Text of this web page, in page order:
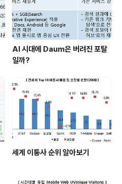
AI 시대에 Daum은 버려진 포탈
일까?
세계 이통사 순위 알아보기